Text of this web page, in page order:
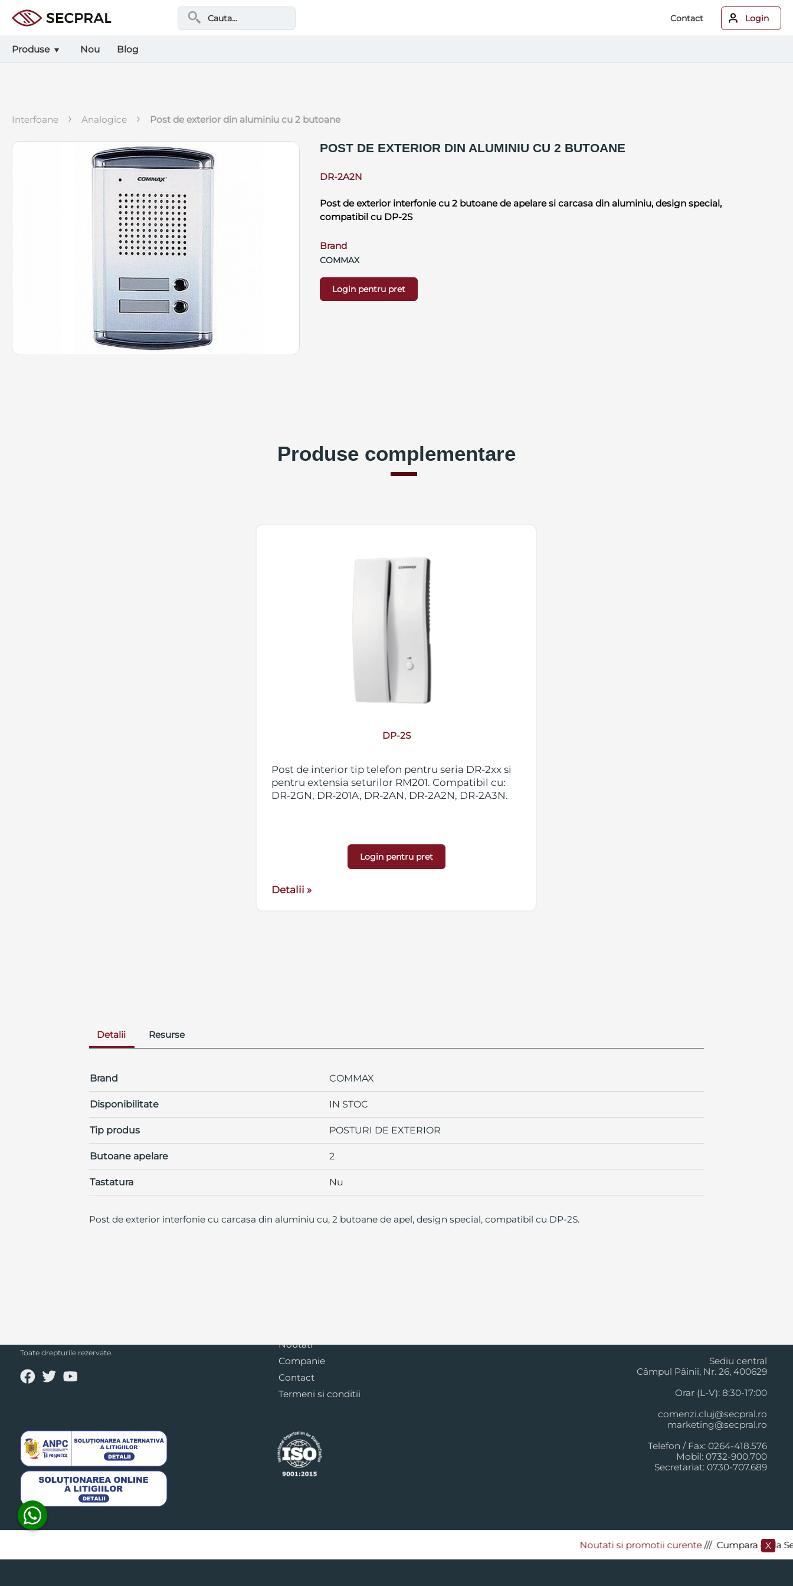
Noutati si promotii curente​/// Cumpara de la X
Contact Login
Produse Nou Blog
interfoane › analogice › post de exterior din aluminiu cu 2 butoane
POST DE EXTERIOR DIN ALUMINIU CU 2 BUTOANE
DR-2A2N
Post de exterior interfonie cu 2 butoane de apelare si carcasa din aluminiu, design special,
compatibil cu DP-2S
Brand
COMMAX
Login pentru pret
Produse complementare
DP-2S
Post de interior tip telefon pentru seria DR-2xx si
pentru extensia seturilor RM201. Compatibil cu:
DR-2GN, DR-201A, DR-2AN, DR-2A2N, DR-2A3N.
Login pentru pret
Detalii »
Detalii Resurse
Brand COMMAX
Disponibilitate IN STOC
Tip produs POSTURI DE EXTERIOR
Butoane apelare 2
Tastatura Nu
Post de exterior interfonie cu carcasa din aluminiu cu, 2 butoane de apel, design special, compatibil cu DP-2S.
Toate drepturile rezervate.
Noutati
Companie
Contact
Termeni si conditii
Sediu central
Câmpul Pâinii, Nr. 26, 400629
Orar (L-V): 8:30-17:00
comenzi.cluj@secpral.ro
marketing@secpral.ro
Telefon / Fax: 0264-418.576
Mobil: 0732-900.700
Secretariat: 0730-707.689